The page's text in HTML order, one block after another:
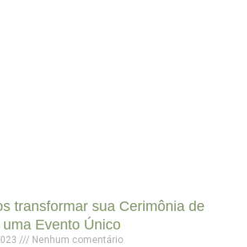
transformar sua Cerimônia de
Evento Único
Nenhum comentário